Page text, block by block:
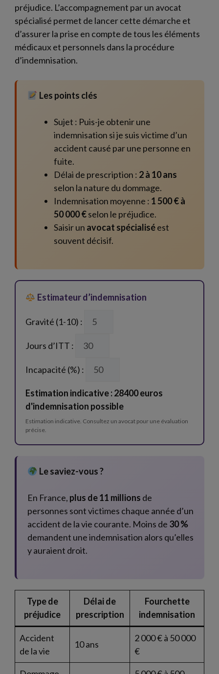
préjudice. L’accompagnement par un avocat
spécialisé permet de lancer cette démarche et
d’assurer la prise en compte de tous les éléments
médicaux et personnels dans la procédure
d’indemnisation.
Les points clés
Sujet : Puis-je obtenir une
indemnisation si je suis victime d’un
accident causé par une personne en
fuite.
Délai de prescription : 2 à 10 ans
selon la nature du dommage.
Indemnisation moyenne : 1 500 € à
50 000 €selon le préjudice.
Saisir un avocat spécialiséest
souvent décisif.
Estimateur d’indemnisation
Gravité (1-10) :
Jours d’ITT :
Incapacité (%) :
Estimation indicative : 28400 euros
d'indemnisation possible
Estimation indicative. Consultez un avocat pour une évaluation
précise.
Le saviez-vous ?
En France, plus de 11 millions de
personnes sont victimes chaque année d’un
accident de la vie courante. Moins de 30 %
demandent une indemnisation alors qu’elles
y auraient droit.
Type de
préjudice
Délai de
prescription
Fourchette
indemnisation
Accident
de la vie
10 ans
2 000 € à 50 000
€